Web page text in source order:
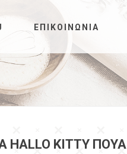
ΕΠΙΚΟΙΝΩΝΊΑ
HALLO KITTY ΠΟΥΑ